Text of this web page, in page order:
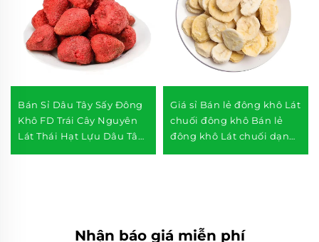
Bán Sỉ Dâu Tây Sấy Đông
Khô FD Trái Cây Nguyên
Lát Thái Hạt Lựu Dâu Tây
Giá sỉ Bán lẻ đông khô Lát
chuối đông khô Bán lẻ
đông khô Lát chuối dạng
Nhận báo giá miễn phí